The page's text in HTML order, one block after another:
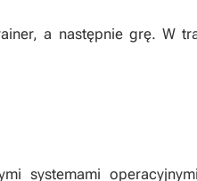
a następnie grę. W
systemami